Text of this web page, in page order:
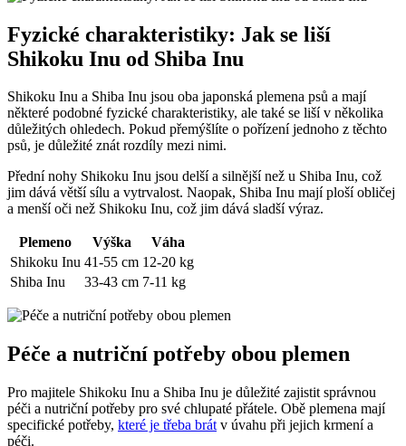
Fyzické charakteristiky: Jak se liší
Shikoku Inu od Shiba Inu
Shikoku Inu a Shiba Inu jsou oba japonská plemena psů a mají
některé podobné fyzické charakteristiky, ale také se liší v několika
důležitých ohledech. Pokud přemýšlíte o pořízení jednoho z těchto
psů, je důležité znát rozdíly mezi nimi.
Přední nohy Shikoku Inu jsou delší a silnější než u Shiba Inu, což
jim dává větší sílu a vytrvalost. Naopak, Shiba Inu mají ploší obličej
a menší oči než Shikoku Inu, což jim dává sladší výraz.
Plemeno Výška
Váha
Shikoku Inu 41-55 cm 12-20 kg
Shiba Inu
33-43 cm 7-11 kg
Péče a nutriční potřeby obou plemen
Pro majitele Shikoku Inu a Shiba Inu je důležité zajistit správnou
péči a nutriční potřeby pro své chlupaté přátele. Obě plemena mají
specifické potřeby, které je třeba brát v úvahu při jejich krmení a
péči.